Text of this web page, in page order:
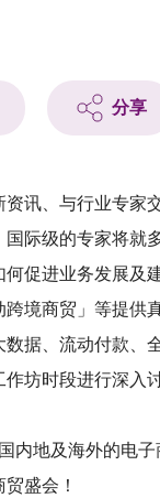
分享
资讯、与行业专家
国际级的专家将就
何促进业务发展及
跨境商贸」等提供
数据、流动付款、
作坊时段进行深入
内地及海外的电子
盛会！